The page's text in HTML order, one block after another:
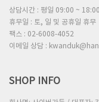
상담시간 : 평일 09:00 ~ 18:00
휴무일 : 토, 일 및 공휴일 휴무
팩스 : 02-6008-4052
이메일 상담 :
SHOP INFO